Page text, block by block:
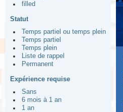
filled
Statut
Temps partiel ou temps plein
Temps partiel
Temps plein
Liste de rappel
Permanent
Expérience requise
Sans
6 mois à 1 an
1 an